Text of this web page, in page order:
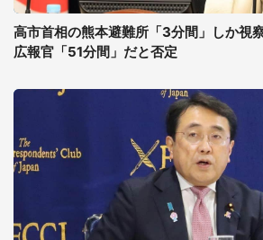
高市首相の熊本避難所「3分間」しか視
広報官「51分間」だと否定